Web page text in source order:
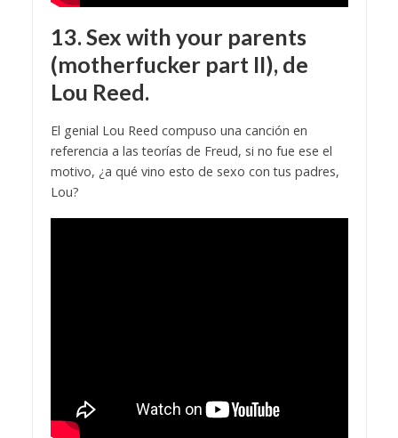
13. Sex with your parents
(motherfucker part II), de
Lou Reed.
El genial Lou Reed compuso una canción en
referencia a las teorías de Freud, si no fue ese el
motivo, ¿a qué vino esto de sexo con tus padres,
Lou?